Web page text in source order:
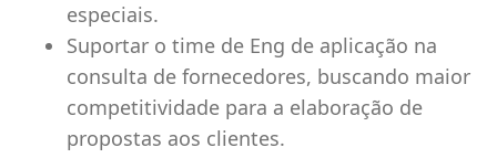
especiais.
Suportar o time de Eng de aplicação na
consulta de fornecedores, buscando maior
competitividade para a elaboração de
propostas aos clientes.